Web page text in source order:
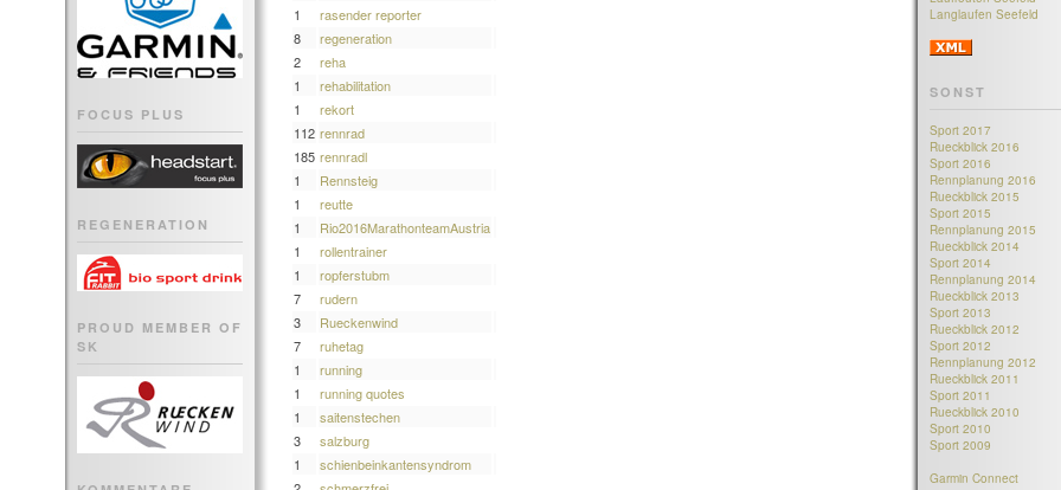
FOCUS PLUS
REGENERATION
PROUD MEMBER OF
SK
1
rasender reporter
8
regeneration
2
reha
1
rehabilitation
1
rekort
112 rennrad
185 rennradl
1
Rennsteig
1
reutte
1
‎Rio2016MarathonteamAustria‬
1
rollentrainer
1
ropferstubm
7
rudern
3
Rueckenwind
7
ruhetag
1
running
1
running quotes
1
saitenstechen
3
salzburg
1
schienbeinkantensyndrom
Langlaufen Seefeld
SONST
Sport 2017
Rueckblick 2016
Sport 2016
Rennplanung 2016
Rueckblick 2015
Sport 2015
Rennplanung 2015
Rueckblick 2014
Sport 2014
Rennplanung 2014
Rueckblick 2013
Sport 2013
Rueckblick 2012
Sport 2012
Rennplanung 2012
Rueckblick 2011
Sport 2011
Rueckblick 2010
Sport 2010
Sport 2009
Garmin Connect